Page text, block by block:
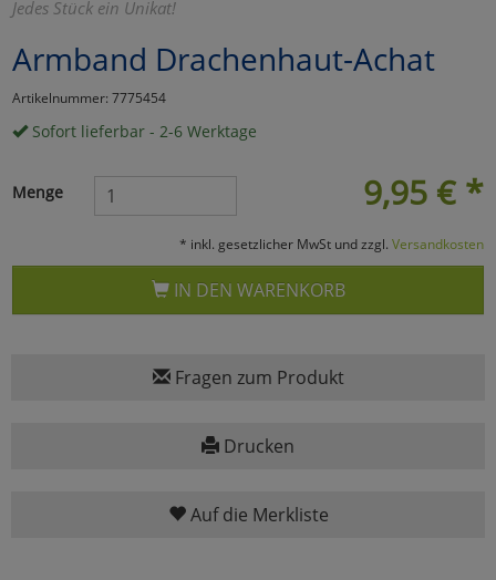
Jedes Stück ein Unikat!
Armband Drachenhaut-Achat
Artikelnummer: 7775454
Sofort lieferbar - 2-6 Werktage
9,95 € *
Menge
* inkl. gesetzlicher MwSt und zzgl. Versandkosten
IN DEN WARENKORB
Fragen zum Produkt
Drucken
Auf die Merkliste
Umfragetools
Cookies
Cookies
Einstellungen speichern
zurückzu Haupptseite